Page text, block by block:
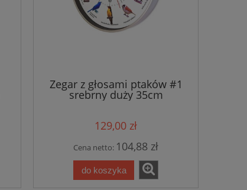
Zegar z głosami ptaków #1
srebrny duży 35cm
129,00 zł
Cena netto: 104,88 zł
do koszyka